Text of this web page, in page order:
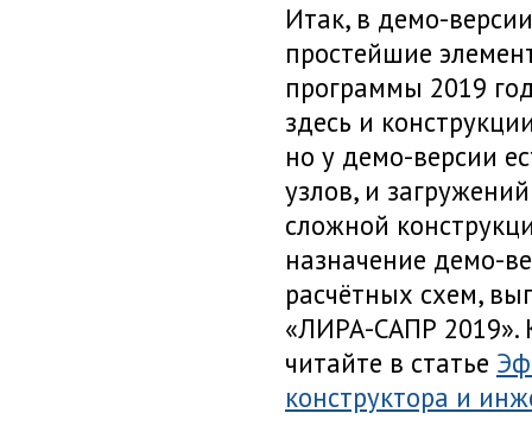
Итак, в демо-версии
простейшие
программы 2019
здесь и
но у демо-версии
узлов, и
сложной
назначение демо-
расчётных схем,
«ЛИРА-САПР 2019».
читайте в статье
конструктора и